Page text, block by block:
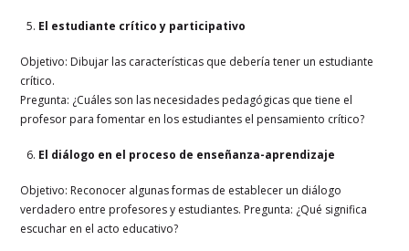
El estudiante crítico y participativo
Objetivo: Dibujar las características que debería tener un estudiante
crítico.
Pregunta: ¿Cuáles son las necesidades pedagógicas que tiene el
profesor para fomentar en los estudiantes el pensamiento crítico?
El diálogo en el proceso de enseñanza-aprendizaje
Objetivo: Reconocer algunas formas de establecer un diálogo
verdadero entre profesores y estudiantes. Pregunta: ¿Qué significa
escuchar en el acto educativo?